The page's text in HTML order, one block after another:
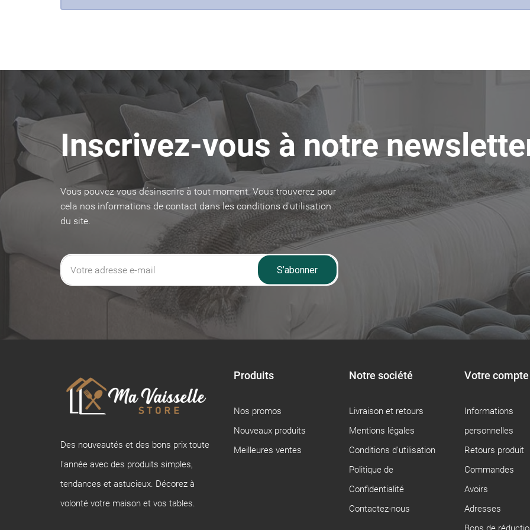
Inscrivez-vous à notre
Vous pouvez vous désinscrire à tout moment. Vous trouverez pour
cela nos informations de contact dans les conditions d'utilisation
du site.
S’abonner
Des nouveautés et des bons prix toute
l'année avec des produits simples,
tendances et astucieux. Décorez à
volonté votre maison et vos tables.
Produits
Nos promos
Nouveaux produits
Meilleures ventes
Notre société
Livraison et retours
Mentions légales
Conditions d'utilisation
Politique de
Confidentialité
Contactez-nous
Votre compte
Informations
personnelles
Retours produit
Commandes
Avoirs
Adresses